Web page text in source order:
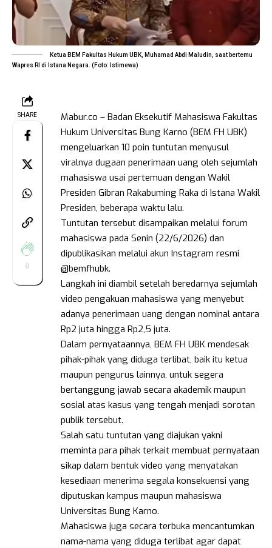
Ketua BEM Fakultas Hukum UBK, Muhamad Abdi Maludin, saat bertemu
Wapres RI di Istana Negara. (Foto: Istimewa)
SHARE
0
Mabur.co – Badan Eksekutif Mahasiswa Fakultas
Hukum Universitas Bung Karno (BEM FH UBK)
mengeluarkan 10 poin tuntutan menyusul
viralnya dugaan penerimaan uang oleh sejumlah
mahasiswa usai pertemuan dengan Wakil
Presiden Gibran Rakabuming Raka di Istana Wakil
Presiden, beberapa waktu lalu.
Tuntutan tersebut disampaikan melalui forum
mahasiswa pada Senin (22/6/2026) dan
dipublikasikan melalui akun Instagram resmi
@bemfhubk.
Langkah ini diambil setelah beredarnya sejumlah
video pengakuan mahasiswa yang menyebut
adanya penerimaan uang dengan nominal antara
Rp2 juta hingga Rp2,5 juta.
Dalam pernyataannya, BEM FH UBK mendesak
pihak-pihak yang diduga terlibat, baik itu ketua
maupun pengurus lainnya, untuk segera
bertanggung jawab secara akademik maupun
sosial atas kasus yang tengah menjadi sorotan
publik tersebut.
Salah satu tuntutan yang diajukan yakni
meminta para pihak terkait membuat pernyataan
sikap dalam bentuk video yang menyatakan
kesediaan menerima segala konsekuensi yang
diputuskan kampus maupun mahasiswa
Universitas Bung Karno.
Mahasiswa juga secara terbuka mencantumkan
nama-nama yang diduga terlibat agar dapat